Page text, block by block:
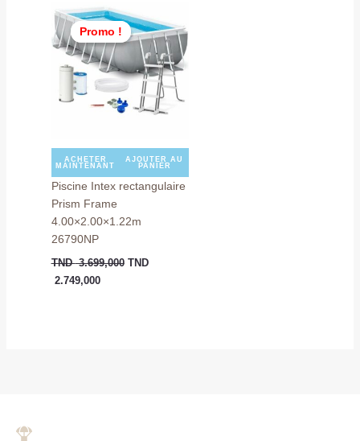
Promo !
Promo !
ACHETER
MAINTENANT
AJOUTER AU
PANIER
Piscine Intex rectangulaire
Prism Frame
4.00×2.00×1.22m
26790NP
TND3.699,000
prix
initial
était :
TND
3.699,000.
TND
2.749,000
Le
prix
actuel
est :
TND
2.749,000.